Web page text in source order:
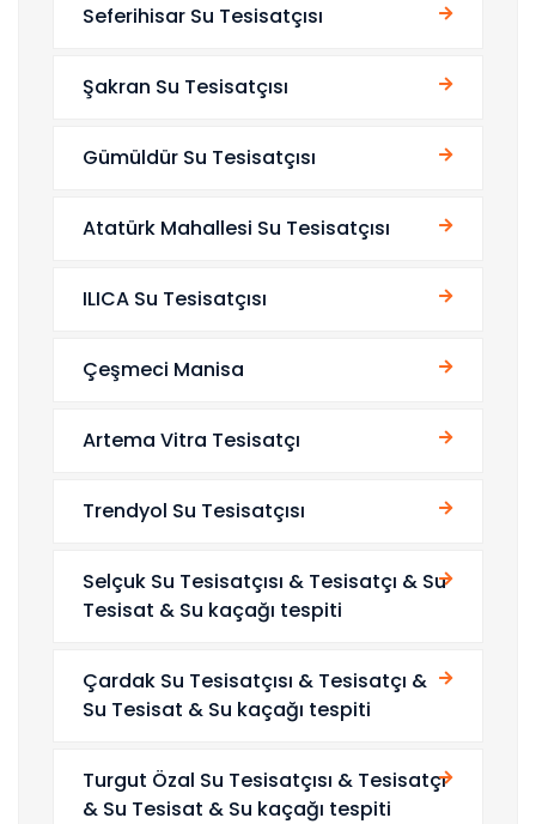
Seferihisar Su Tesisatçısı
Şakran Su Tesisatçısı
Gümüldür Su Tesisatçısı
Atatürk Mahallesi Su Tesisatçısı
ILICA Su Tesisatçısı
Çeşmeci Manisa
Artema Vitra Tesisatçı
Trendyol Su Tesisatçısı
Selçuk Su Tesisatçısı & Tesisatçı & Su
Tesisat & Su kaçağı tespiti
Çardak Su Tesisatçısı & Tesisatçı &
Su Tesisat & Su kaçağı tespiti
Turgut Özal Su Tesisatçısı & Tesisatçı
& Su Tesisat & Su kaçağı tespiti